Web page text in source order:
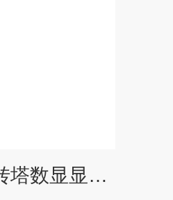
HV-1000自动转塔数显显微硬度计